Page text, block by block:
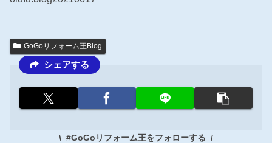
GoGoリフォーム王Blog
シェアする
#GoGoリフォーム王をフォローする